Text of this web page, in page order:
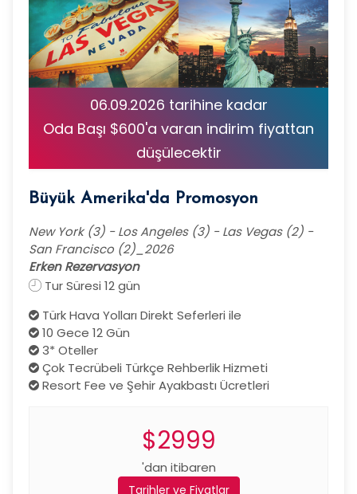
06.09.2026 tarihine kadar
Oda Başı $600'a varan indirim fiyattan
düşülecektir
Büyük Amerika'da Promosyon
New York (3) - Los Angeles (3) - Las Vegas (2) -
San Francisco (2)_2026
Erken Rezervasyon
Tur Süresi 12 gün
Türk Hava Yolları Direkt Seferleri ile
10 Gece 12 Gün
3* Oteller
Çok Tecrübeli Türkçe Rehberlik Hizmeti
Resort Fee ve Şehir Ayakbastı Ücretleri
$2999
'dan itibaren
Tarihler ve Fiyatlar